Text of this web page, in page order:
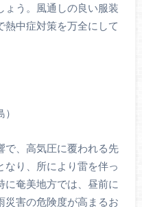
ょう。風通しの良い服装
熱中症対策を万全にして
で、高気圧に覆われる先
なり、所により雷を伴っ
に奄美地方では、昼前に
災害の危険度が高まるお